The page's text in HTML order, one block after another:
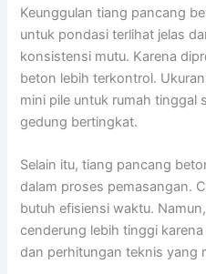
Keunggulan tiang pancang
untuk pondasi terlihat jelas
konsistensi mutu. Karena
beton lebih terkontrol.
mini pile untuk rumah tinggal
gedung bertingkat.
Selain itu, tiang pancang
dalam proses pemasangan.
butuh efisiensi waktu.
cenderung lebih tinggi
dan perhitungan teknis yang